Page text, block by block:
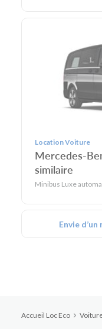
Location Voiture
Mercedes-
similaire
Minibus Luxe
Envie
Accueil Loc Eco